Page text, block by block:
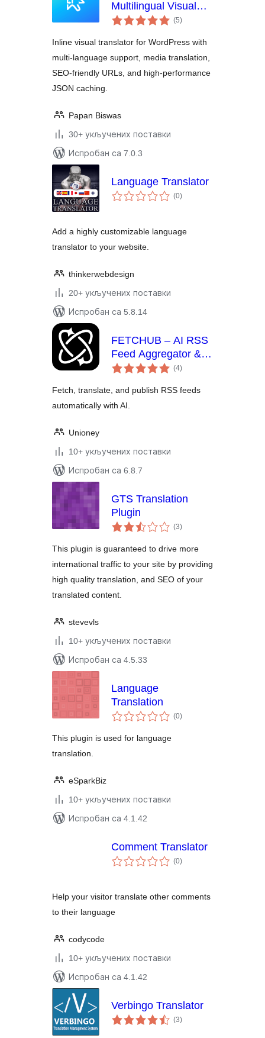
Multilingual Visual
Translator
(5укупних
оцена
)
Inline visual translator for WordPress with
multi-language support, media translation,
SEO-friendly URLs, and high-performance
JSON caching.
Papan Biswas
30+ укључених поставки
Испробан са 7.0.3
Language Translator
(0укупних
оцена
)
Add a highly customizable language
translator to your website.
thinkerwebdesign
20+ укључених поставки
Испробан са 5.8.14
FETCHUB – AI RSS
Feed Aggregator &
Translator
(4укупних
оцена
)
Fetch, translate, and publish RSS feeds
automatically with AI.
Unioney
10+ укључених поставки
Испробан са 6.8.7
GTS Translation
Plugin
(3укупних
оцена
)
This plugin is guaranteed to drive more
international traffic to your site by providing
high quality translation, and SEO of your
translated content.
stevevls
10+ укључених поставки
Испробан са 4.5.33
Language
Translation
(0укупних
оцена
)
This plugin is used for language
translation.
eSparkBiz
10+ укључених поставки
Испробан са 4.1.42
Comment Translator
(0укупних
оцена
)
Help your visitor translate other comments
to their language
codycode
10+ укључених поставки
Испробан са 4.1.42
Verbingo Translator
(3укупних
оцена
)